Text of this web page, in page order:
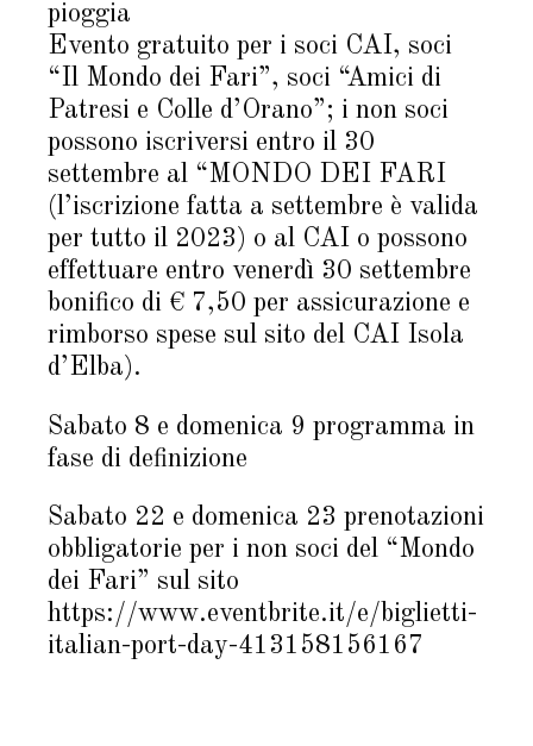
pioggia
Evento gratuito per i soci CAI, soci
“Il Mondo dei Fari”, soci “Amici di
Patresi e Colle d’Orano”; i non soci
possono iscriversi entro il 30
settembre al “MONDO DEI FARI
(l’iscrizione fatta a settembre è valida
per tutto il 2023) o al CAI o possono
effettuare entro venerdì 30 settembre
bonifico di € 7,50 per assicurazione e
rimborso spese sul sito del CAI Isola
d’Elba).
Sabato 8 e domenica 9 programma in
fase di definizione
Sabato 22 e domenica 23 prenotazioni
obbligatorie per i non soci del “Mondo
dei Fari” sul sito
https://www.eventbrite.it/e/biglietti-
italian-port-day-413158156167